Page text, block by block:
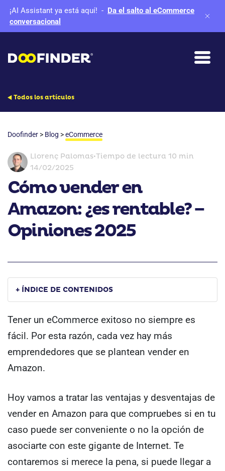
¡AI Assistant ya está aquí! - Da el salto al eCommerce
conversacional
Todos los artículos
Doofinder > Blog >eCommerce
Llorenç Palomas•Tiempo de lectura 10 min
14/02/2025
Cómo vender en
Amazon: ¿es rentable? –
Opiniones 2025
+ ÍNDICE DE CONTENIDOS
Tener un eCommerce exitoso no siempre es
fácil. Por esta razón, cada vez hay más
emprendedores que se plantean vender en
Amazon.
Hoy vamos a tratar las ventajas y desventajas de
vender en Amazon para que compruebes si en tu
caso puede ser conveniente o no la opción de
asociarte con este gigante de Internet. Te
contaremos si merece la pena, si puede llegar a